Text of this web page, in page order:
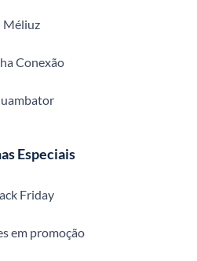
Méliuz
Conexão
Especiais
Friday
em promoção